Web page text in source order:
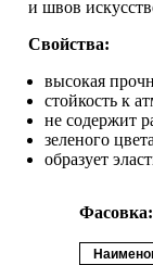
и швов
Свойства:
высокая
стойкость к
не содержит
зеленого цвета
образует
Фасовка: